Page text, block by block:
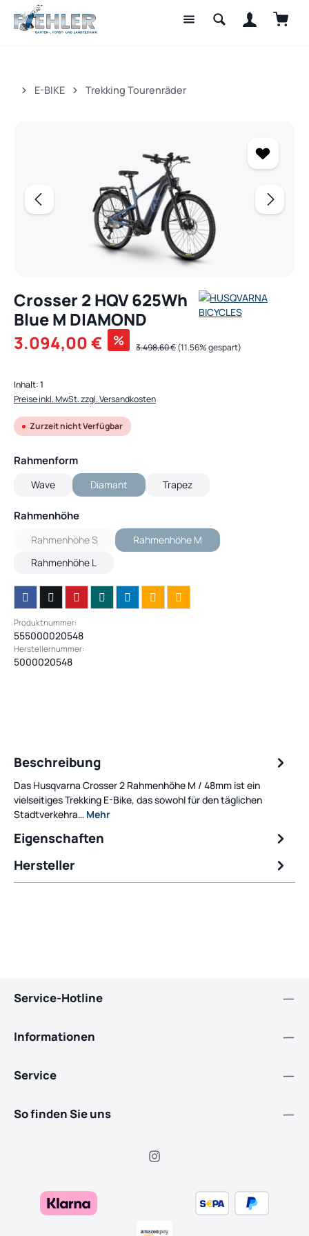
Zum Hauptinhalt springen
E-BIKE Trekking Tourenräder
Crosser 2 HQV 625Wh
Blue M DIAMOND
Verkaufspreis:
3.094,00 € % Regulärer Preis:
3.498,60 €(11.56% gespart)
Inhalt:1
Preise inkl. MwSt. zzgl. Versandkosten
Zurzeit nicht Verfügbar
Rahmenformauswählen
Wave Diamant
(Diese Option ist zurzeit nicht verfügbar.)
Trapez
Rahmenhöheauswählen
Rahmenhöhe S
(Diese Option ist zurzeit nicht verfügbar.)
Rahmenhöhe M
(Diese Option ist zurzeit nicht
Rahmenhöhe L
Produktnummer:
555000020548
Herstellernummer:
5000020548
Beschreibung
Das Husqvarna Crosser 2 Rahmenhöhe M / 48mm ist ein
vielseitiges Trekking E-Bike, das sowohl für den täglichen
Stadtverkehra… Mehr
Eigenschaften
Hersteller
Service-Hotline
Informationen
Service
So finden Sie uns